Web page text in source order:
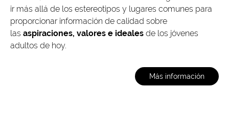
ir más allá de los estereotipos y lugares comunes para
proporcionar información de calidad sobre
las aspiraciones, valores e ideales de los jóvenes
adultos de hoy.
Más información